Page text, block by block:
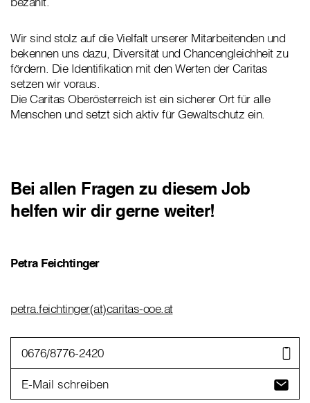
Wir sind stolz auf die Vielfalt unserer Mitarbeitenden und
bekennen uns dazu, Diversität und Chancengleichheit zu
fördern. Die Identifikation mit den Werten der Caritas
setzen wir voraus.
Die Caritas Oberösterreich ist ein sicherer Ort für alle
Menschen und setzt sich aktiv für Gewaltschutz ein.
Bei allen Fragen zu diesem Job
helfen wir dir gerne weiter!
Petra Feichtinger
petra.feichtinger(at)caritas-ooe.at
0676/8776-2420
E-Mail schreiben